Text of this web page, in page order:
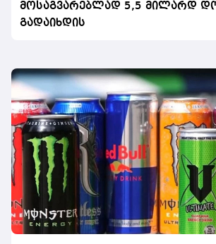
მოსაგვარებლად 5,5 მილარდ
გადაიხდის